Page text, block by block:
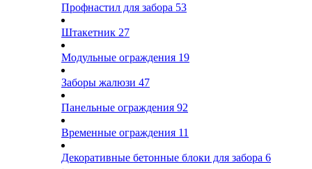
Профнастил для забора 53
Штакетник 27
Модульные ограждения 19
Заборы жалюзи 47
Панельные ограждения 92
Временные ограждения 11
Декоративные бетонные блоки для забора 6